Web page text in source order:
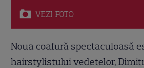
VEZI FOTO
Noua coafură spectaculoasă
hairstylistului vedetelor,